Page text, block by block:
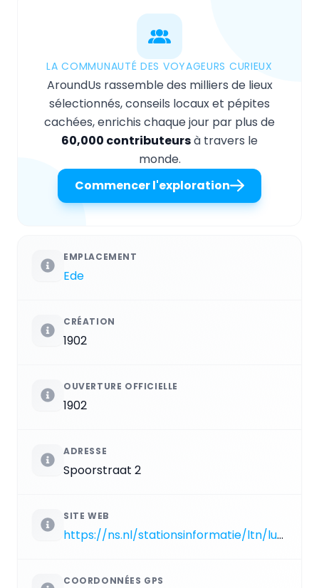
LA COMMUNAUTÉ DES VOYAGEURS CURIEUX
AroundUs rassemble des milliers de lieux
sélectionnés, conseils locaux et pépites
cachées, enrichis chaque jour par plus de
60,000 contributeursà travers le
monde.
Commencer l'exploration
EMPLACEMENT
Ede
CRÉATION
1902
OUVERTURE OFFICIELLE
1902
ADRESSE
Spoorstraat 2
SITE WEB
https://ns.nl/stationsinformatie/ltn/lunteren
COORDONNÉES GPS